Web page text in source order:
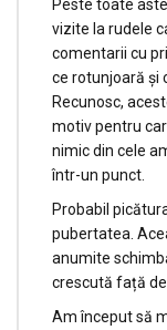
Peste toate
vizite la rudele
comentarii cu
ce rotunjoară și
Recunosc,
motiv pentru
nimic din cele
într-un punct.
Probabil
pubertatea.
anumite
crescută față
Am început să